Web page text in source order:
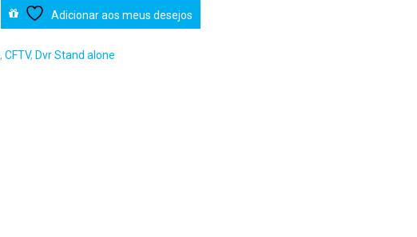
Adicionar aos meus desejos
, CFTV, Dvr Stand alone